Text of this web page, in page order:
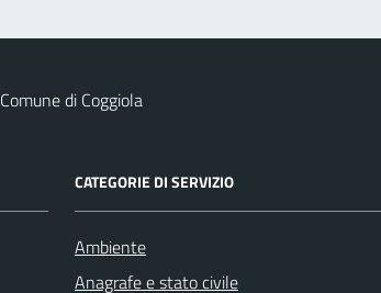
Comune di Coggiola
CATEGORIE DI SERVIZIO
Ambiente
Anagrafe e stato civile